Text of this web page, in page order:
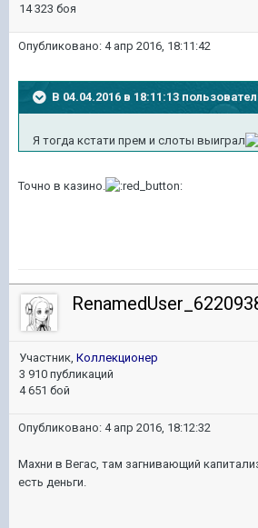
14 323 боя
Опубликовано: 4 апр 2016, 18:11:42
В 04.04.2016 в 18:11:13
Я тогда кстати прем и слоты выиграл
Точно в казино.
Участник, Коллекционер
3 910 публикаций
4 651 бой
Опубликовано: 4 апр 2016, 18:12:32
Махни в Вегас, там загнивающий
есть деньги.